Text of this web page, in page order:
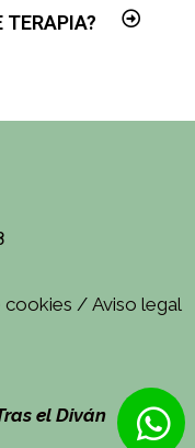
TERAPIA?
cookies / Aviso legal
el Diván